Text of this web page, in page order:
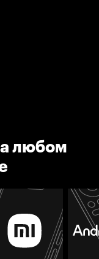
любом